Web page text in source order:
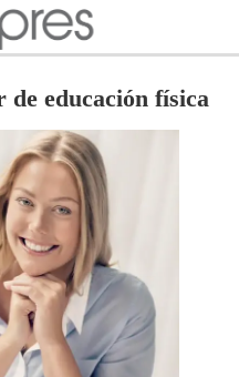
de educación física